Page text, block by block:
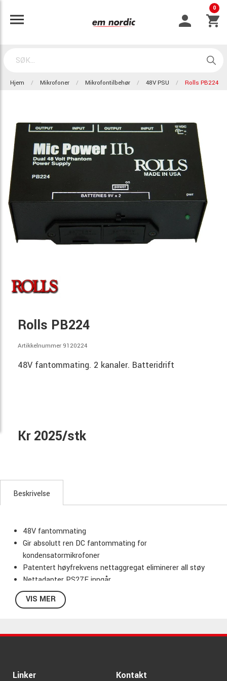
0
Hjem Mikrofoner Mikrofontilbehør 48V PSU Rolls PB224
Rolls PB224
Artikkelnummer 9120224
48V fantommating. 2 kanaler. Batteridrift
Kr 2025/stk
Beskrivelse
48V fantommating
Gir absolutt ren DC fantommating for
kondensatormikrofoner
Patentert høyfrekvens nettaggregat eliminerer all støy
Nettadapter PS27E inngår
2 kanaler
Batteridrift
VIS MER
Linker Kontakt